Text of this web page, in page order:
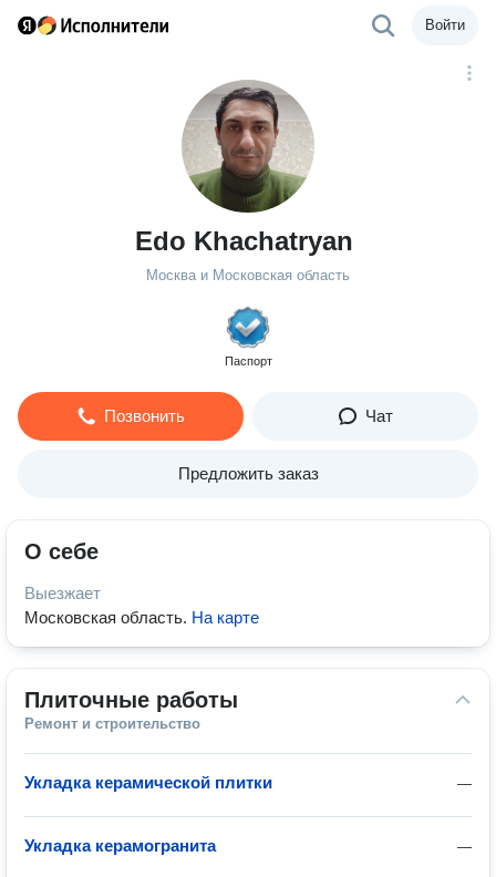
Войти
Edo Khachatryan
Москва и Московская область
Паспорт
Позвонить Чат
Предложить заказ
О себе
Выезжает
Московская область. На карте
Плиточные работы
Ремонт и строительство
—
Укладка керамической плитки
—
Укладка керамогранита